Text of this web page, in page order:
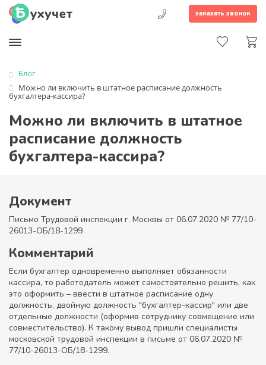
заказать звонок
Блог
Можно ли включить в штатное расписание должность
бухгалтера-кассира?
Можно ли включить в штатное
расписание должность
бухгалтера-кассира?
Документ
Письмо Трудовой инспекции г. Москвы от 06.07.2020 № 77/10-
26013-ОБ/18-1299
Комментарий
Если бухгалтер одновременно выполняет обязанности
кассира, то работодатель может самостоятельно решить, как
это оформить – ввести в штатное расписание одну
должность, двойную должность "бухгалтер-кассир" или две
отдельные должности (оформив сотруднику совмещение или
совместительство). К такому вывод пришли специалисты
московской трудовой инспекции в письме от 06.07.2020 №
77/10-26013-ОБ/18-1299.